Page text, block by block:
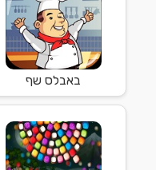
באבלס שף